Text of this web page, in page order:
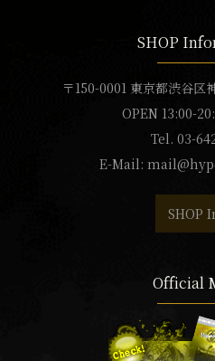
SHOP
〒150-0001 東京都渋谷区
OPEN 13:00-
Tel. 03-
E-Mail:
SHOP
Official